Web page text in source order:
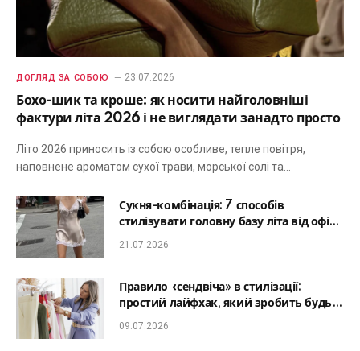
ДОГЛЯД ЗА СОБОЮ 23.07.2026
Бохо-шик та кроше: як носити найголовніші
фактури літа 2026 і не виглядати занадто просто
Літо 2026 приносить із собою особливе, тепле повітря,
наповнене ароматом сухої трави, морської солі та…
Сукня-комбінація: 7 способів
стилізувати головну базу літа від офісу
до романтичної вечері
21.07.2026
Правило «сендвіча» в стилізації:
простий лайфхак, який зробить будь-
який образ гармонійним
09.07.2026